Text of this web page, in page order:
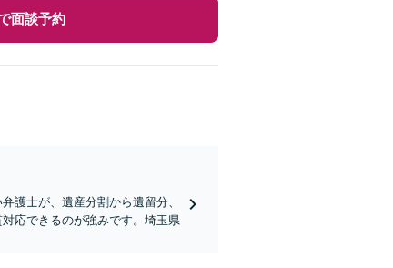
面談予約
護士が、遺産分割から遺留分、
応できるのが強みです。埼玉県